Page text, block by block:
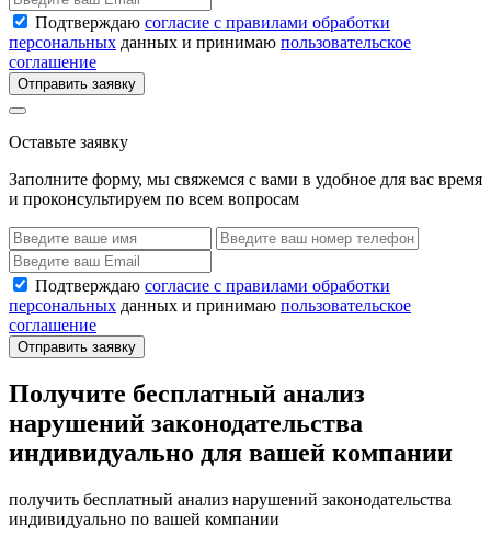
Подтверждаю согласие с правилами обработки
персональных данных и принимаю пользовательское
соглашение
Отправить заявку
Оставьте заявку
Заполните форму, мы свяжемся с вами в удобное для вас время
и проконсультируем по всем вопросам
Подтверждаю согласие с правилами обработки
персональных данных и принимаю пользовательское
соглашение
Отправить заявку
Получите бесплатный анализ
нарушений законодательства
индивидуально для вашей компании
получить бесплатный анализ нарушений законодательства
индивидуально по вашей компании